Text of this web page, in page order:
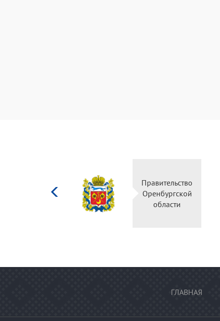
культуры
Российской
Правительство
Оренбургской
области
ГЛАВНАЯ